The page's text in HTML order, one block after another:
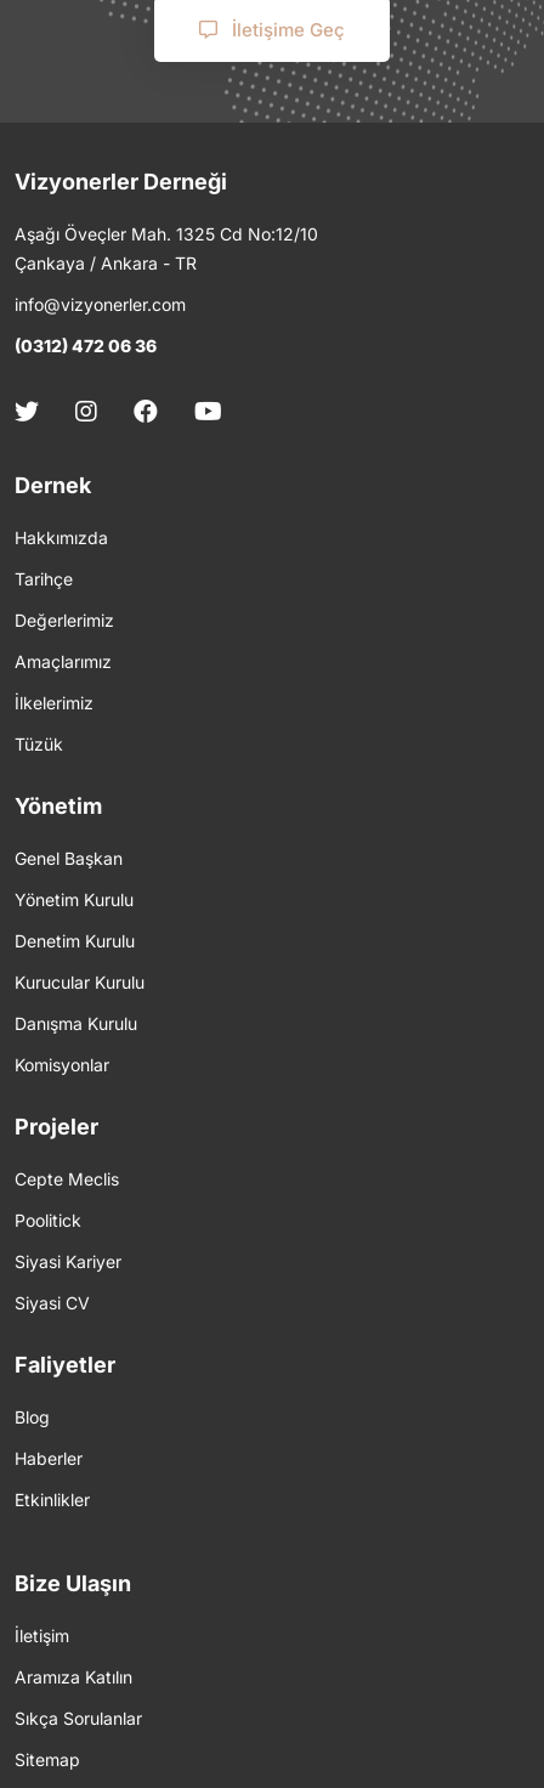
İletişime Geç
Vizyonerler Derneği
Aşağı Öveçler Mah. 1325 Cd No:12/10
Çankaya / Ankara - TR
info@vizyonerler.com
(0312) 472 06 36
Dernek
Hakkımızda
Tarihçe
Değerlerimiz
Amaçlarımız
İlkelerimiz
Tüzük
Yönetim
Genel Başkan
Yönetim Kurulu
Denetim Kurulu
Kurucular Kurulu
Danışma Kurulu
Komisyonlar
Projeler
Cepte Meclis
Poolitick
Siyasi Kariyer
Siyasi CV
Faliyetler
Blog
Haberler
Etkinlikler
Bize Ulaşın
İletişim
Aramıza Katılın
Sıkça Sorulanlar
Sitemap